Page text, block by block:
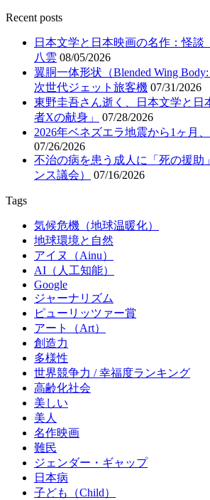
Recent posts
日本文学と日本映画の名作：怪談
八雲 08/05/2026
翼胴一体形状（Blended Wing
次世代ジェット旅客機 07/31/2026
東野圭吾さん逝く、日本文学と日
者Xの献身」
07/28/2026
2026年ベネズエラ地震から1ヶ月
07/26/2026
不治の病を患う成人に「死の援助
ンス議会）
07/16/2026
Tags
気候危機（地球温暖化）
地球環境と自然
アイヌ（Ainu）
AI（人工知能）
Google
ジャーナリズム
ピューリッツァー賞
アート（Art）
創造力
多様性
世界競争力 / 幸福度ランキング
高齢化社会
美しい
美人
名作映画
難民
ジェンダー・ギャップ
日本病
子ども（Child）